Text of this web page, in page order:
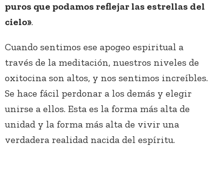
puros que podamos reflejar las estrellas del
cielo».
Cuando sentimos ese apogeo espiritual a
través de la meditación, nuestros niveles de
oxitocina son altos, y nos sentimos increíbles.
Se hace fácil perdonar a los demás y elegir
unirse a ellos. Esta es la forma más alta de
unidad y la forma más alta de vivir una
verdadera realidad nacida del espíritu.